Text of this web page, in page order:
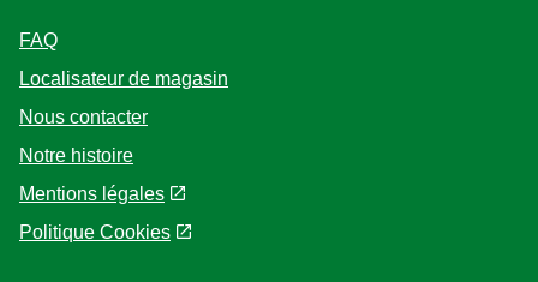
FAQ
Localisateur de magasin
Nous contacter
Notre histoire
Mentions légales
Politique Cookies